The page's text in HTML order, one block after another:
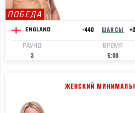
ПОБЕДА
ENGLAND -440 ШАНСЫ
РАУНД
3
ВРЕМЯ
5:00
ЖЕНСКИЙ